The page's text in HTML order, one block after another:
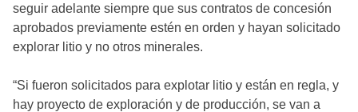
seguir adelante siempre que sus contratos de concesión
aprobados previamente estén en orden y hayan solicitado
explorar litio y no otros minerales.
“Si fueron solicitados para explotar litio y están en regla, y
hay proyecto de exploración y de producción, se van a